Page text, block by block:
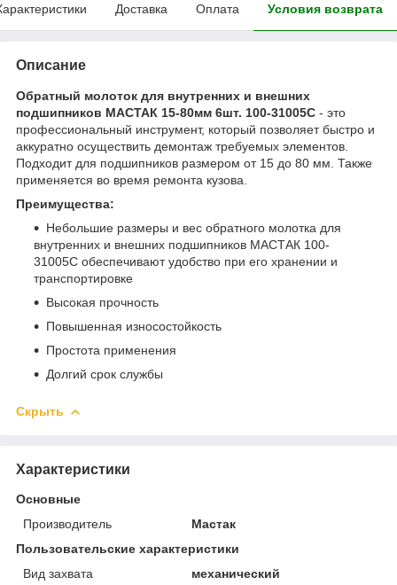
Доставка Оплата Условия возврата
Описание
Обратный молоток для внутренних и внешних
подшипников МАСТАК 15-80мм 6шт. 100-31005C - это
профессиональный инструмент, который позволяет быстро и
аккуратно осуществить демонтаж требуемых элементов.
Подходит для подшипников размером от 15 до 80 мм. Также
применяется во время ремонта кузова.
Преимущества:
Небольшие размеры и вес обратного молотка для
внутренних и внешних подшипников МАСТАК 100-
31005C обеспечивают удобство при его хранении и
транспортировке
Высокая прочность
Повышенная износостойкость
Простота применения
Долгий срок службы
Скрыть
Характеристики
Основные
Производитель
Мастак
Пользовательские характеристики
Вид захвата
механический